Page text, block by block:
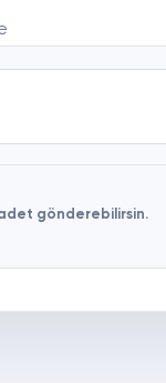
gönderebilirsin.